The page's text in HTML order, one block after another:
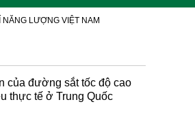
LƯỢNG VIỆT NAM
của đường sắt tốc độ cao
thực tế ở Trung Quốc